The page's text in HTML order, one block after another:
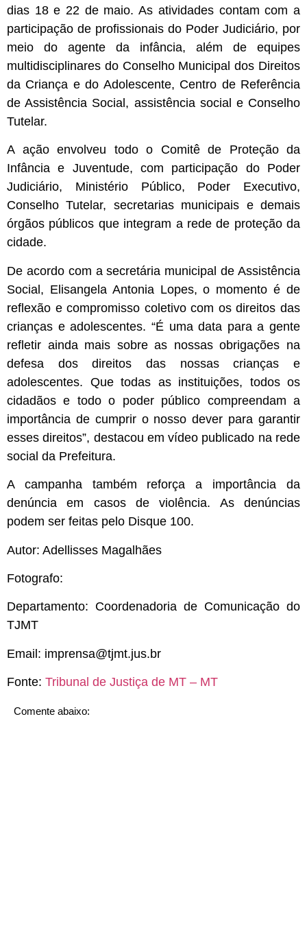
dias 18 e 22 de maio. As atividades contam com a
participação de profissionais do Poder Judiciário, por
meio do agente da infância, além de equipes
multidisciplinares do Conselho Municipal dos Direitos
da Criança e do Adolescente, Centro de Referência
de Assistência Social, assistência social e Conselho
Tutelar.
A ação envolveu todo o Comitê de Proteção da
Infância e Juventude, com participação do Poder
Judiciário, Ministério Público, Poder Executivo,
Conselho Tutelar, secretarias municipais e demais
órgãos públicos que integram a rede de proteção da
cidade.
De acordo com a secretária municipal de Assistência
Social, Elisangela Antonia Lopes, o momento é de
reflexão e compromisso coletivo com os direitos das
crianças e adolescentes. “É uma data para a gente
refletir ainda mais sobre as nossas obrigações na
defesa dos direitos das nossas crianças e
adolescentes. Que todas as instituições, todos os
cidadãos e todo o poder público compreendam a
importância de cumprir o nosso dever para garantir
esses direitos”, destacou em vídeo publicado na rede
social da Prefeitura.
A campanha também reforça a importância da
denúncia em casos de violência. As denúncias
podem ser feitas pelo Disque 100.
Autor: Adellisses Magalhães
Fotografo:
Departamento: Coordenadoria de Comunicação do
TJMT
Email: imprensa@tjmt.jus.br
Fonte: Tribunal de Justiça de MT – MT
Comente abaixo: